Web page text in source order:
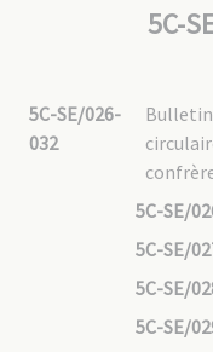
5C-
5C-SE/026-
032
5C-SE/
5C-SE/
5C-SE/
5C-SE/